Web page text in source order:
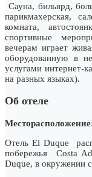
Сауна, бильярд,
парикмахерская,
комната,
спортивные
вечерам играет
оборудованную в
услугами интернет-
на разных языках).
Об отеле
Отель El Duque
побережья Costa
Duque, в окружении